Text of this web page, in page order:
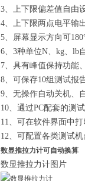
3、上下限偏差值自由
4、上下限两点电平输
5、屏幕显示方向可
6、3种单位N、kg、lb
7、具有峰值保持功能
8、可保存10组测试报
9、无操作自动关机、
10、通过PC配套的测
11、可在软件界面中
12、可配置各类测试
数显推拉力计可自动换算
数显推拉力计图片